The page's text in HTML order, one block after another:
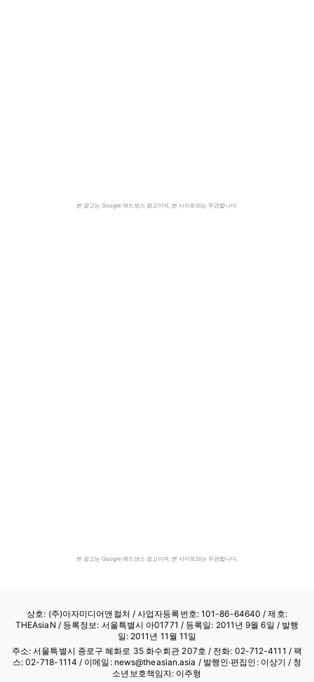
본 광고는 Google 애드센스 광고이며, 본 사이트와는 무관합니다.
본 광고는 Google 애드센스 광고이며, 본 사이트와는 무관합니다.
상호: (주)아자미디어앤컬처 /사업자등록번호: 101-86-64640 / 제호:
THEAsiaN / 등록정보: 서울특별시 아01771 / 등록일: 2011년 9월 6일 / 발행
일: 2011년 11월 11일
주소: 서울특별시 종로구 혜화로 35 화수회관 207호 / 전화: 02-712-4111 / 팩
스: 02-718-1114 / 이메일: news@theasian.asia / 발행인·편집인: 이상기 / 청
소년보호책임자: 이주형